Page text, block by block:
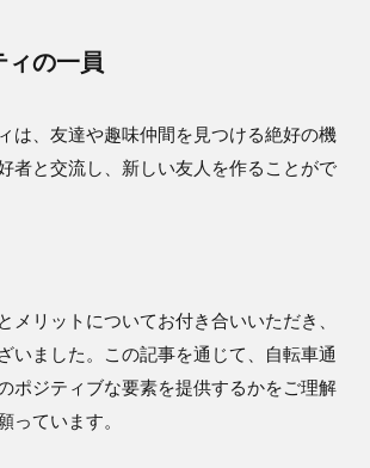
ィの一員
は、友達や趣味仲間を見つける絶好の機
者と交流し、新しい友人を作ることがで
メリットについてお付き合いいただき、
いました。この記事を通じて、自転車通
ポジティブな要素を提供するかをご理解
っています。